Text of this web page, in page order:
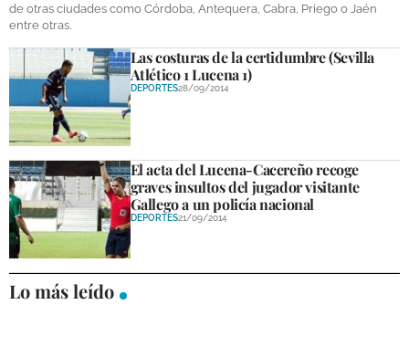
COMPETICIONES
DEPORTE BASE
OPINIÓN
VENTANA CIUDADANA
CÓRDOBA
PROVINCIA
SUBBÉTICA HOY
SALUD
de otras ciudades como Córdoba, Antequera, Cabra, Priego o Jaén
entre otras.
Las costuras de la certidumbre (Sevilla
Atlético 1 Lucena 1)
DEPORTES28/09/2014
El acta del Lucena-Cacereño recoge
graves insultos del jugador visitante
Gallego a un policía nacional
DEPORTES21/09/2014
Lo más leído